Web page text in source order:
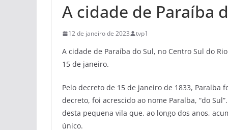
A cidade de Paraíba
12 de janeiro de 2023 tvp1
A cidade de Paraíba do Sul, no Centro Sul do
15 de janeiro.
Pelo decreto de 15 de janeiro de 1833, Paralba
decreto, foi acrescido ao nome Paralba, “do
desta pequena vila que, ao longo dos anos,
único.